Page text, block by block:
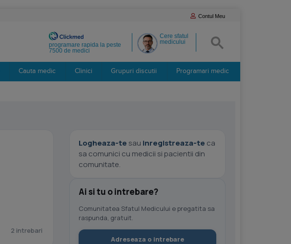
Contul Meu
Cere sfatul
medicului
programare rapida la peste
7500 de medici
Cauta medic Clinici Grupuri discutii Programari medic
2 intrebari
Logheaza-te sau inregistreaza-te ca
sa comunici cu medicii si pacientii din
comunitate.
Ai si tu o intrebare?
Comunitatea Sfatul Medicului e pregatita sa
raspunda, gratuit.
Adreseaza o intrebare